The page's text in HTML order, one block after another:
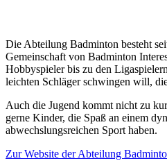
Die Abteilung Badminton besteht
Gemeinschaft von Badminton
Hobbyspieler bis zu den
leichten Schläger schwingen will,
Auch die Jugend kommt nicht zu
gerne Kinder, die Spaß an einem
abwechslungsreichen Sport haben.
Zur Website der Abteilung